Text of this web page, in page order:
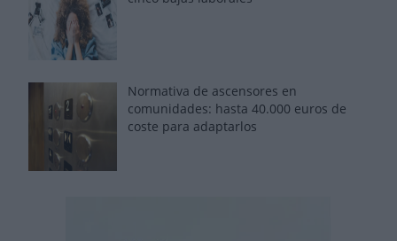
Normativa de ascensores en
comunidades: hasta 40.000 euros de
coste para adaptarlos